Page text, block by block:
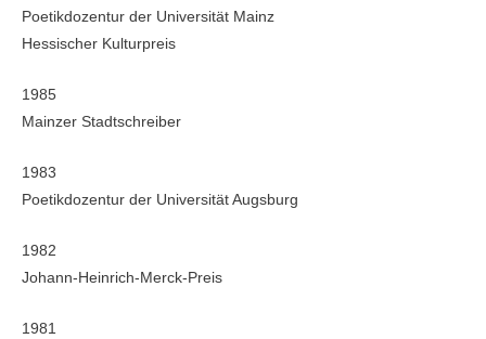
Poetikdozentur der Universität Mainz
Hessischer Kulturpreis
1985
Mainzer Stadtschreiber
1983
Poetikdozentur der Universität Augsburg
1982
Johann-Heinrich-Merck-Preis
1981